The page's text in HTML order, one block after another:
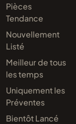
Pièces
Tendance
Nouvellement
Listé
Meilleur de tous
les temps
Uniquement les
Préventes
Bientôt Lancé